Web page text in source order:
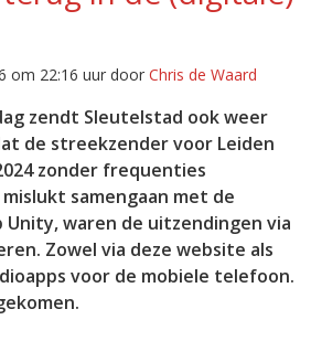
om 22:16 uur door Chris de Waard
zendt Sleutelstad ook weer
de streekzender voor Leiden
zonder frequenties
samengaan met de
waren de uitzendingen via
Zowel via deze website als
voor de mobiele telefoon.